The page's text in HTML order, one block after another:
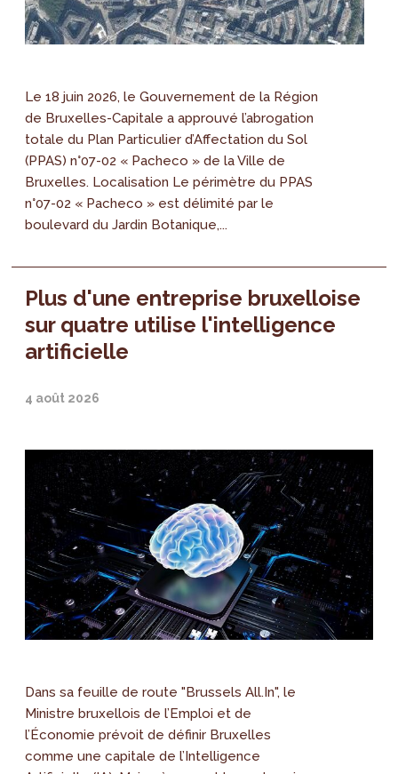
Le 18 juin 2026, le Gouvernement de la Région
de Bruxelles-Capitale a approuvé l’abrogation
totale du Plan Particulier d’Affectation du Sol
(PPAS) n°07-02 « Pacheco » de la Ville de
Bruxelles. Localisation Le périmètre du PPAS
n°07-02 « Pacheco » est délimité par le
boulevard du Jardin Botanique,...
Plus d'une entreprise bruxelloise
sur quatre utilise l'intelligence
artificielle
4 août 2026
Dans sa feuille de route "Brussels All.In", le
Ministre bruxellois de l’Emploi et de
l’Économie prévoit de définir Bruxelles
comme une capitale de l’Intelligence